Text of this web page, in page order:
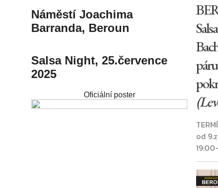
Náměstí Joachima
Barranda, Beroun
Salsa Night, 25.července
2025
Oficiální poster
od